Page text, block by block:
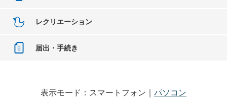
レクリエーション
届出・手続き
表示モード：スマートフォン｜ パソコン